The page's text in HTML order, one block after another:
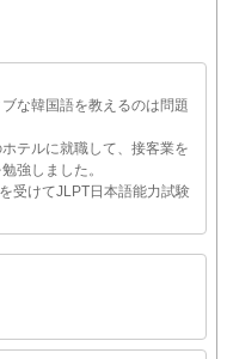
な韓国語を教えるのは問題
テルに就職して、接客業を
強しました。
受けてJLPT日本語能力試験